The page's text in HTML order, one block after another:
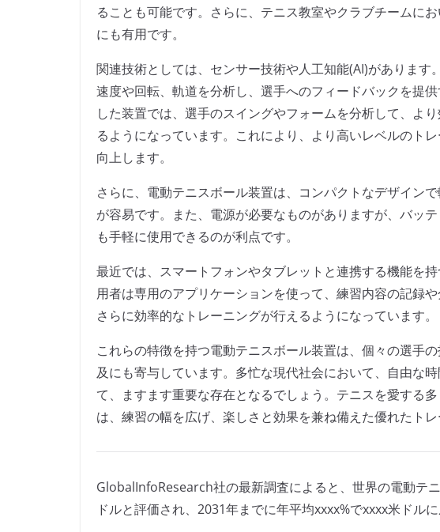
ることも可能です。さらに、テニス教室やクラブチームに
にも有用です。
関連技術としては、センサー技術や人工知能(AI)がありま
速度や回転、軌道を分析し、選手へのフィードバックを提
した装置では、選手のスイングやフォームを分析して、よ
るようになっています。これにより、より高いレベルのト
向上します。
さらに、電動テニスボール装置は、コンパクトなデザイン
が容易です。また、電源が必要なものがありますが、バッ
も手軽に使用できるのが利点です。
最近では、スマートフォンやタブレットと連携する機能を
用者は専用のアプリケーションを使って、練習内容の記録
さらに効率的なトレーニングが行えるようになっています。
これらの特徴を持つ電動テニスボール装置は、個々の選手
及にも寄与しています。多忙な現代社会において、自由な
て、ますます重要な存在となるでしょう。テニスを愛する
は、練習の幅を広げ、楽しさと効果を兼ね備えた優れたト
GlobalInfoResearch社の最新調査によると、世界の電動テ
ドルと評価され、2031年までに年平均xxxx%でxxxx米ドル